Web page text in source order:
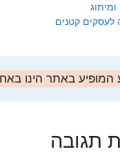
לעסקים קטנים
המופיע באתר הינו
תגובה